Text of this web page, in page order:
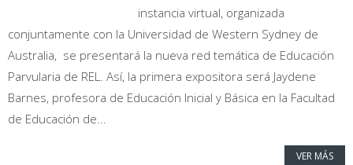
instancia virtual, organizada
conjuntamente con la Universidad de Western Sydney de
Australia, se presentará la nueva red temática de Educación
Parvularia de REL. Así, la primera expositora será Jaydene
Barnes, profesora de Educación Inicial y Básica en la Facultad
de Educación de...
VER MÁS